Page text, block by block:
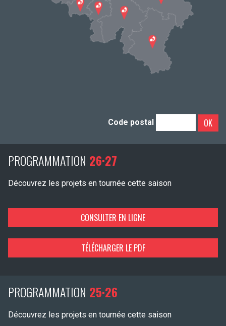
Code postal OK
PROGRAMMATION 26·27
Découvrez les projets en tournée cette saison
CONSULTER EN LIGNE
TÉLÉCHARGER LE PDF
PROGRAMMATION 25·26
Découvrez les projets en tournée cette saison